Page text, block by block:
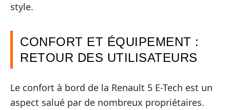
style.
CONFORT ET ÉQUIPEMENT :
RETOUR DES UTILISATEURS
Le confort à bord de la Renault 5 E-Tech est un
aspect salué par de nombreux propriétaires.